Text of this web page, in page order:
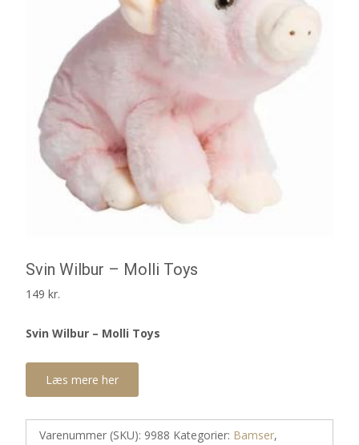
Svin Wilbur – Molli Toys
149 kr.
Svin Wilbur – Molli Toys
Læs mere her
Varenummer (SKU): 9988 Kategorier: Bamser,